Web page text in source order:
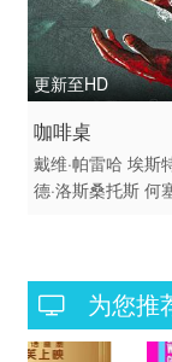
更新至HD
2022 / 西班牙 / 西
剧情 恐怖
咖啡桌
戴维·帕雷哈 埃斯
德·洛斯桑托斯 何
娅尔·卡斯特罗 帕
亚 克劳迪娅·芳特
·加维拉
为您推